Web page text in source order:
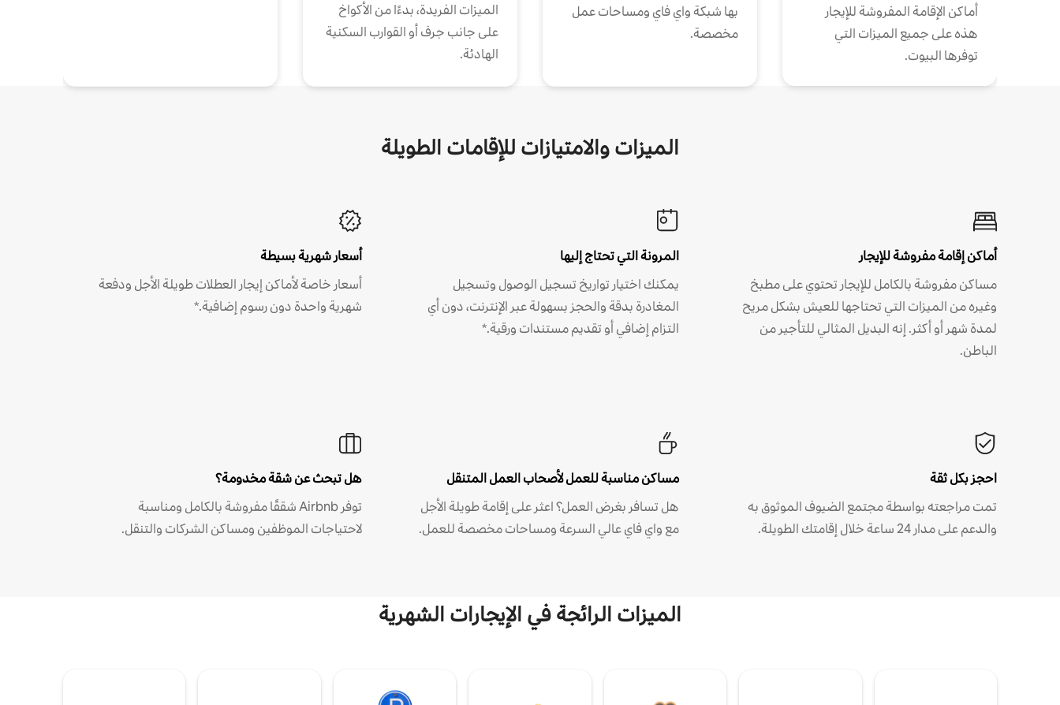
أماكن الإقامة المفروشة للإيجار
هذه على جميع الميزات التي
توفرها البيوت.
بها شبكة واي فاي ومساحات عمل
مخصصة.
الميزات الفريدة، بدءًا من الأكواخ
على جانب جرف أو القوارب السكنية
الهادئة.
الميزات والامتيازات للإقامات الطويلة
أماكن إقامة مفروشة للإيجار
مساكن مفروشة بالكامل للإيجار تحتوي على مطبخ
وغيره من الميزات التي تحتاجها للعيش بشكل مريح
لمدة شهر أو أكثر. إنه البديل المثالي للتأجير من
الباطن.
المرونة التي تحتاج إليها
يمكنك اختيار تواريخ تسجيل الوصول وتسجيل
المغادرة بدقة والحجز بسهولة عبر الإنترنت، دون أي
التزام إضافي أو تقديم مستندات ورقية.*
أسعار شهرية بسيطة
أسعار خاصة لأماكن إيجار العطلات طويلة الأجل ودفعة
شهرية واحدة دون رسوم إضافية.*
احجز بكل ثقة
تمت مراجعته بواسطة مجتمع الضيوف الموثوق به
والدعم على مدار 24 ساعة خلال إقامتك الطويلة.
مساكن مناسبة للعمل لأصحاب العمل المتنقل
هل تسافر بغرض العمل؟ اعثر على إقامة طويلة الأجل
مع واي فاي عالي السرعة ومساحات مخصصة للعمل.
هل تبحث عن شقة مخدومة؟
توفر Airbnb شققًا مفروشة بالكامل ومناسبة
لاحتياجات الموظفين ومساكن الشركات والتنقل.
الميزات الرائجة في الإيجارات الشهرية